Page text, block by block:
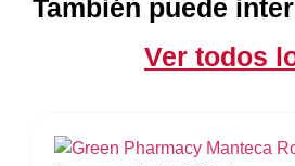
También puede
Ver todos